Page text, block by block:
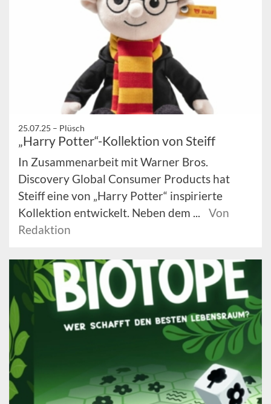
25.07.25 – Plüsch
„Harry Potter“-Kollektion von Steiff
In Zusammenarbeit mit Warner Bros.
Discovery Global Consumer Products hat
Steiff eine von „Harry Potter“ inspirierte
Kollektion entwickelt. Neben dem ...
Von
Redaktion